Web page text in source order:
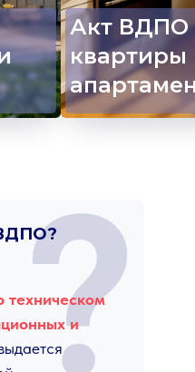
Акт ВДПО
квартиры
?
техническом
и